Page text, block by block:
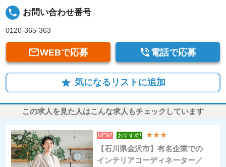
local_phone お問い合わせ番号
0120-365-363
WEBで応募  電話で応募
star 気になるリストに追加
この求人を見た人はこんな求人もチェックしています
NEW! おすすめ! ★★★
【石川県金沢市】有名企業での
インテリアコーディネーター／